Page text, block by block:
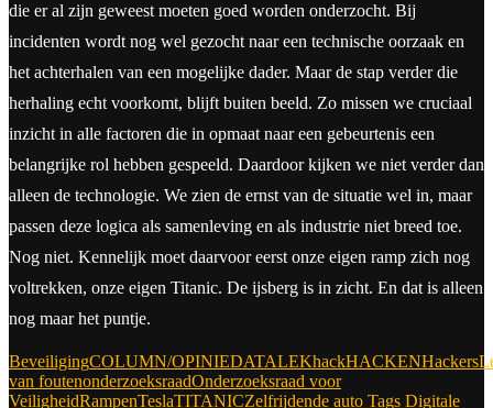
die er al zijn geweest moeten goed worden onderzocht. Bij
incidenten wordt nog wel gezocht naar een technische oorzaak en
het achterhalen van een mogelijke dader. Maar de stap verder die
herhaling echt voorkomt, blijft buiten beeld. Zo missen we cruciaal
inzicht in alle factoren die in opmaat naar een gebeurtenis een
belangrijke rol hebben gespeeld. Daardoor kijken we niet verder dan
alleen de technologie. We zien de ernst van de situatie wel in, maar
passen deze logica als samenleving en als industrie niet breed toe.
Nog niet. Kennelijk moet daarvoor eerst onze eigen ramp zich nog
voltrekken, onze eigen Titanic. De ijsberg is in zicht. En dat is alleen
nog maar het puntje.
BeveiligingCOLUMN/OPINIEDATALEKhackHACKENHackers
van foutenonderzoeksraadOnderzoeksraad voor
VeiligheidRampenTeslaTITANICZelfrijdende auto Tags Digitale